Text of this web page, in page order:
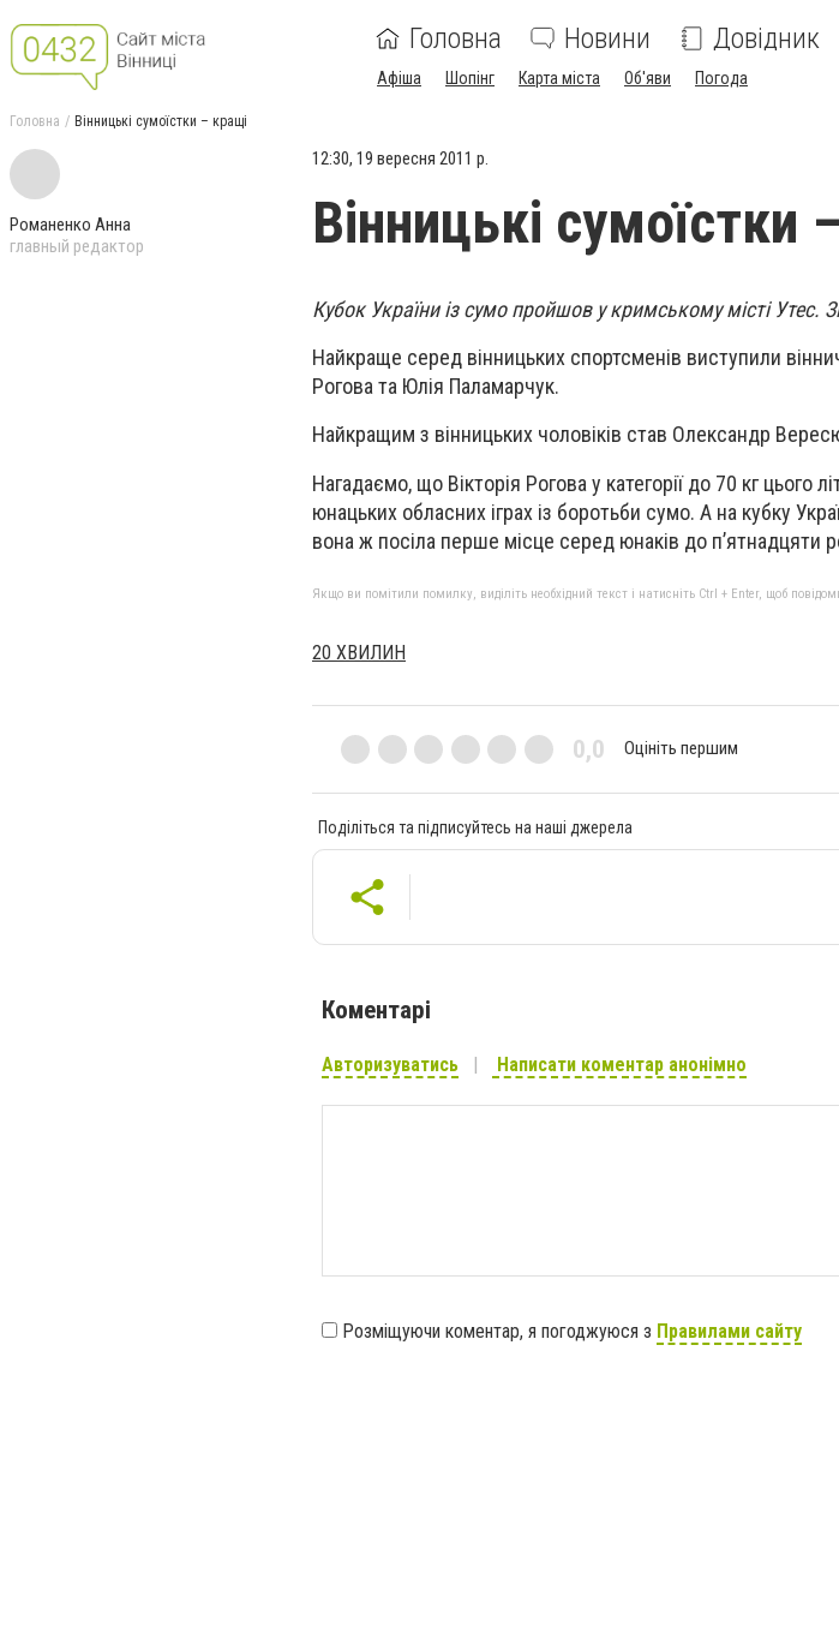
Головна Новини Довідник
Афіша Шопінг Карта міста Об'яви Погода
Головна Вінницькі сумоїстки – кращі
Романенко Анна
главный редактор
12:30, 19 вересня 2011 р.
Вінницькі сумоїстки
Кубок України із сумо пройшов у кримському місті Утес.
Найкраще серед вінницьких спортсменів виступили
Рогова та Юлія Паламарчук.
Найкращим з вінницьких чоловіків став Олександр
Нагадаємо, що Вікторія Рогова у категорії до 70 кг цього
юнацьких обласних іграх із боротьби сумо. А на кубку
вона ж посіла перше місце серед юнаків до п’ятнадцяти
Якщо ви помітили помилку, виділіть необхідний текст і натисніть Ctrl + Enter, щоб
20 ХВИЛИН
0,0 Оцініть першим
Поділіться та підписуйтесь на наші джерела
Коментарі
Авторизуватись Написати коментар анонімно
Розміщуючи коментар, я погоджуюся з Правилами сайту